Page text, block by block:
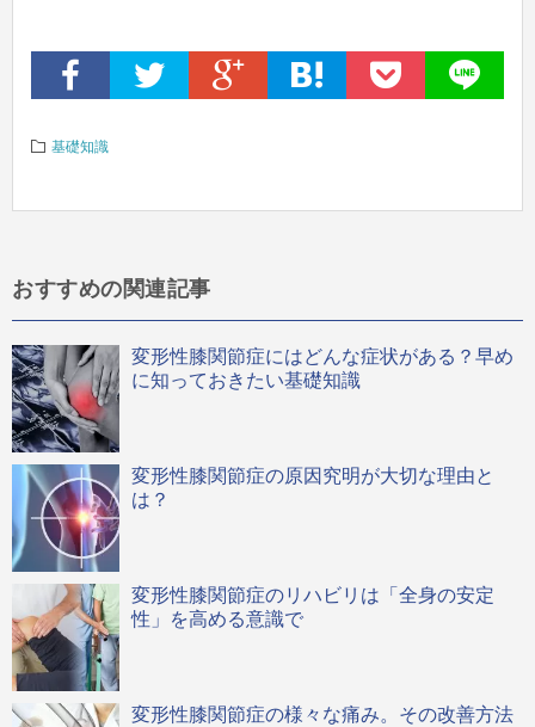
基礎知識
おすすめの関連記事
変形性膝関節症にはどんな症状がある？早め
に知っておきたい基礎知識
変形性膝関節症の原因究明が大切な理由と
は？
変形性膝関節症のリハビリは「全身の安定
性」を高める意識で
変形性膝関節症の様々な痛み。その改善方法